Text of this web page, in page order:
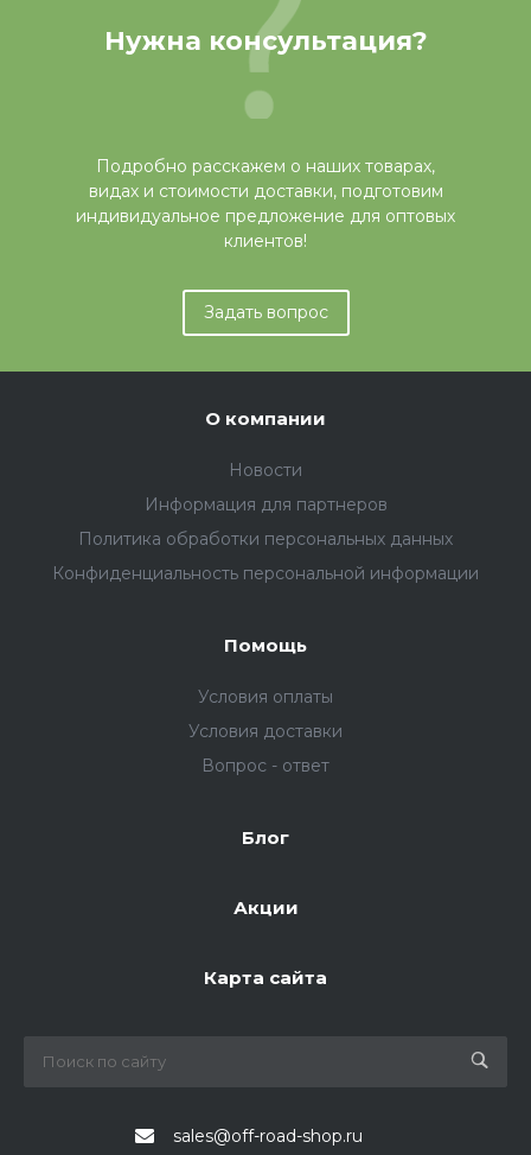
Нужна консультация?
Подробно расскажем о наших товарах,
видах и стоимости доставки, подготовим
индивидуальное предложение для оптовых
клиентов!
Задать вопрос
О компании
Новости
Информация для партнеров
Политика обработки персональных данных
Конфиденциальность персональной информации
Помощь
Условия оплаты
Условия доставки
Вопрос - ответ
Блог
Акции
Карта сайта
sales@off-road-shop.ru